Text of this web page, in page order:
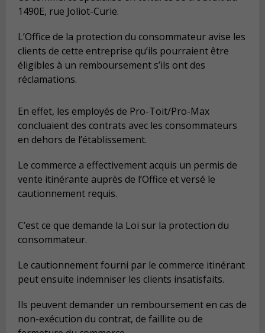
1490E, rue Joliot-Curie.
L’Office de la protection du consommateur avise les
clients de cette entreprise qu’ils pourraient être
éligibles à un remboursement s’ils ont des
réclamations.
En effet, les employés de Pro-Toit/Pro-Max
concluaient des contrats avec les consommateurs
en dehors de l’établissement.
Le commerce a effectivement acquis un permis de
vente itinérante auprès de l’Office et versé le
cautionnement requis.
C’est ce que demande la Loi sur la protection du
consommateur.
Le cautionnement fourni par le commerce itinérant
peut ensuite indemniser les clients insatisfaits.
Ils peuvent demander un remboursement en cas de
non-exécution du contrat, de faillite ou de